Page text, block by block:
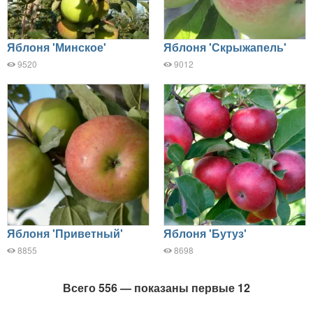
Яблоня 'Минское'
9520
Яблоня 'Скрыжапель'
9012
Яблоня 'Приветный'
8855
Яблоня 'Бутуз'
8698
Всего 556 — показаны первые 12